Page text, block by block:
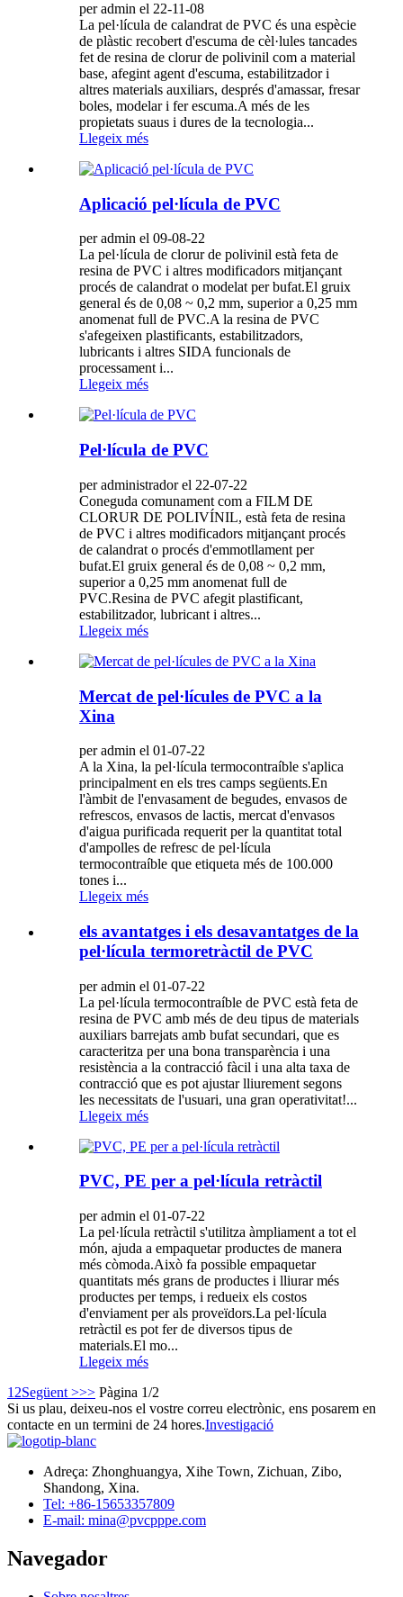
per admin el 22-11-08
La pel·lícula de calandrat de PVC és una espècie
de plàstic recobert d'escuma de cèl·lules tancades
fet de resina de clorur de polivinil com a material
base, afegint agent d'escuma, estabilitzador i
altres materials auxiliars, després d'amassar, fresar
boles, modelar i fer escuma.A més de les
propietats suaus i dures de la tecnologia...
Llegeix més
Aplicació pel·lícula de PVC
per admin el 09-08-22
La pel·lícula de clorur de polivinil està feta de
resina de PVC i altres modificadors mitjançant
procés de calandrat o modelat per bufat.El gruix
general és de 0,08 ~ 0,2 mm, superior a 0,25 mm
anomenat full de PVC.A la resina de PVC
s'afegeixen plastificants, estabilitzadors,
lubricants i altres SIDA funcionals de
processament i...
Llegeix més
Pel·lícula de PVC
per administrador el 22-07-22
Coneguda comunament com a FILM DE
CLORUR DE POLIVÍNIL, està feta de resina
de PVC i altres modificadors mitjançant procés
de calandrat o procés d'emmotllament per
bufat.El gruix general és de 0,08 ~ 0,2 mm,
superior a 0,25 mm anomenat full de
PVC.Resina de PVC afegit plastificant,
estabilitzador, lubricant i altres...
Llegeix més
Mercat de pel·lícules de PVC a la
Xina
per admin el 01-07-22
A la Xina, la pel·lícula termocontraíble s'aplica
principalment en els tres camps següents.En
l'àmbit de l'envasament de begudes, envasos de
refrescos, envasos de lactis, mercat d'envasos
d'aigua purificada requerit per la quantitat total
d'ampolles de refresc de pel·lícula
termocontraíble que etiqueta més de 100.000
tones i...
Llegeix més
els avantatges i els desavantatges de la
pel·lícula termoretràctil de PVC
per admin el 01-07-22
La pel·lícula termocontraíble de PVC està feta de
resina de PVC amb més de deu tipus de materials
auxiliars barrejats amb bufat secundari, que es
caracteritza per una bona transparència i una
resistència a la contracció fàcil i una alta taxa de
contracció que es pot ajustar lliurement segons
les necessitats de l'usuari, una gran operativitat!...
Llegeix més
PVC, PE per a pel·lícula retràctil
per admin el 01-07-22
La pel·lícula retràctil s'utilitza àmpliament a tot el
món, ajuda a empaquetar productes de manera
més còmoda.Això fa possible empaquetar
quantitats més grans de productes i lliurar més
productes per temps, i redueix els costos
d'enviament per als proveïdors.La pel·lícula
retràctil es pot fer de diversos tipus de
materials.El mo...
Llegeix més
1 2Següent >>> Pàgina 1/2
Si us plau, deixeu-nos el vostre correu electrònic, ens posarem en
contacte en un termini de 24 hores.Investigació
Adreça: Zhonghuangya, Xihe Town, Zichuan, Zibo,
Shandong, Xina.
Tel: +86-15653357809
E-mail: mina@pvcpppe.com
Navegador